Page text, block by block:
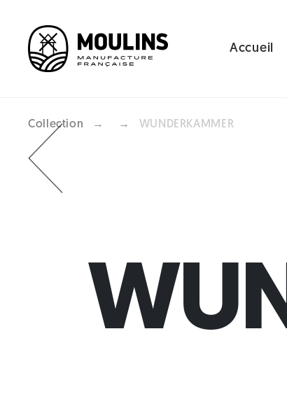
Accueil
Collection → → WUNDERKAMMER